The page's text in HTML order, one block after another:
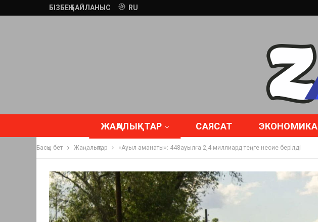
БІЗБЕҢ БАЙЛАНЫС RU
ЖАҢАЛЫҚТАР САЯСАТ ЭКОНОМИКА
Басқы бет Жаңалықтар «Ауыл аманаты»: 448ауылға 2,4 миллиард теңге несие берілді